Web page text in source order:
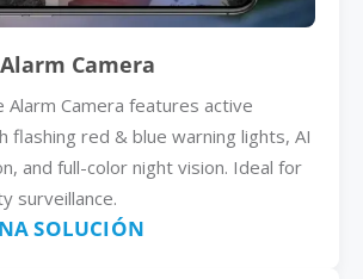
Camera
Alarm Camera features active
flashing red & blue warning lights, AI
and full-color night vision. Ideal for
surveillance.
SOLUCIÓN